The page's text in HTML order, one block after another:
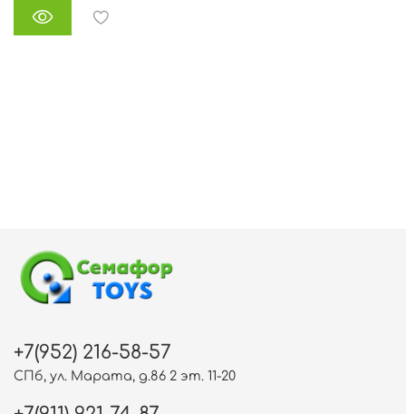
+7(952) 216-58-57
СПб, ул. Марата, д.86 2 эт. 11-20